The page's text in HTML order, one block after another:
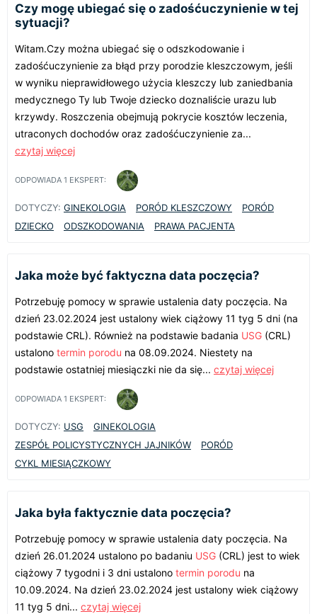
Czy mogę ubiegać się o zadośćuczynienie w tej
sytuacji?
Witam.Czy można ubiegać się o odszkodowanie i
zadośćuczynienie za błąd przy porodzie kleszczowym, jeśli
w wyniku nieprawidłowego użycia kleszczy lub zaniedbania
medycznego Ty lub Twoje dziecko doznaliście urazu lub
krzywdy. Roszczenia obejmują pokrycie kosztów leczenia,
utraconych dochodów oraz zadośćuczynienie za...
czytaj więcej
ODPOWIADA 1 EKSPERT:
DOTYCZY: GINEKOLOGIA PORÓD KLESZCZOWY
PORÓD
DZIECKO
ODSZKODOWANIA PRAWA PACJENTA
Jaka może być faktyczna data poczęcia?
Potrzebuję pomocy w sprawie ustalenia daty poczęcia. Na
dzień 23.02.2024 jest ustalony wiek ciążowy 11 tyg 5 dni (na
podstawie CRL). Również na podstawie badania USG (CRL)
ustalono termin porodu na 08.09.2024. Niestety na
podstawie ostatniej miesiączki nie da się... czytaj więcej
ODPOWIADA 1 EKSPERT:
DOTYCZY: USG
GINEKOLOGIA
ZESPÓŁ POLICYSTYCZNYCH JAJNIKÓW
PORÓD
CYKL MIESIĄCZKOWY
Jaka była faktycznie data poczęcia?
Potrzebuję pomocy w sprawie ustalenia daty poczęcia. Na
dzień 26.01.2024 ustalono po badaniu USG (CRL) jest to wiek
ciążowy 7 tygodni i 3 dni ustalono termin porodu na
10.09.2024. Na dzień 23.02.2024 jest ustalony wiek ciążowy
11 tyg 5 dni... czytaj więcej